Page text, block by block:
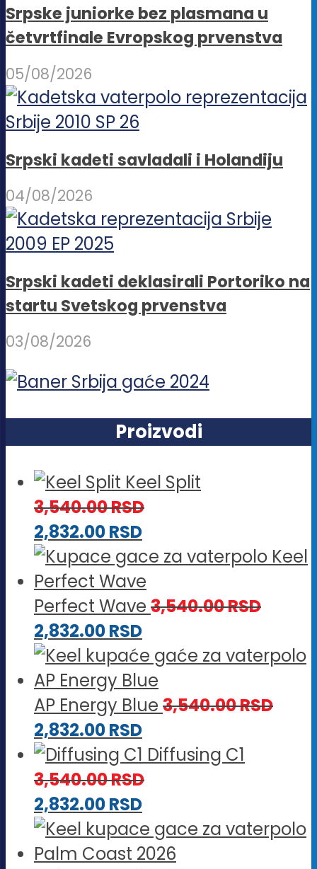
Srpske juniorke bez plasmana u
četvrtfinale Evropskog prvenstva
05/08/2026
Srpski kadeti savladali i Holandiju
04/08/2026
Srpski kadeti deklasirali Portoriko na
startu Svetskog prvenstva
03/08/2026
Proizvodi
Keel Split
3,540.00RSD
2,832.00RSD
Perfect Wave 3,540.00RSD
2,832.00RSD
AP Energy Blue 3,540.00RSD
2,832.00RSD
Diffusing C1
3,540.00RSD
2,832.00RSD